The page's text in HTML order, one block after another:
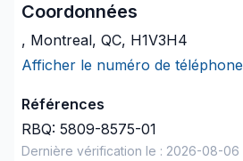
Coordonnées
, Montreal, QC, H1V3H4
Afficher le numéro de téléphone
Références
RBQ: 5809-8575-01
Dernière vérification le : 2026-08-06